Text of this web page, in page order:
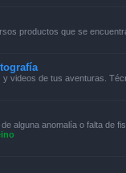
productos que se
y videos de tus aventuras.
alguna anomalía o falta de